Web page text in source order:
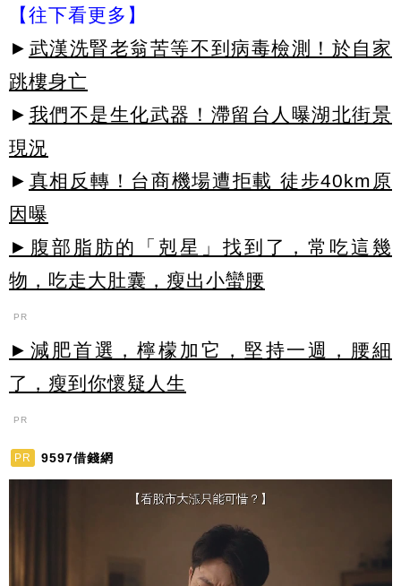
【往下看更多】
► 武漢洗腎老翁苦等不到病毒檢測！於自家
跳樓身亡
► 我們不是生化武器！滯留台人曝湖北街景
現況
► 真相反轉！台商機場遭拒載 徒步40km原
因曝
►腹部脂肪的「剋星」找到了，常吃這幾
物，吃走大肚囊，瘦出小蠻腰
PR
►減肥首選，檸檬加它，堅持一週，腰細
了，瘦到你懷疑人生
PR
PR 9597借錢網